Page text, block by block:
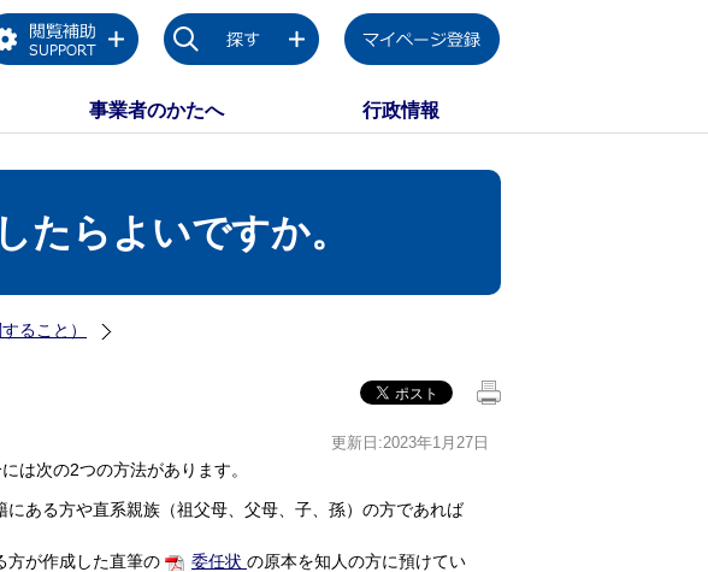
事業者のかたへ 行政情報
たらよいですか。
ること）
更新日:2023年1月27日
は次の2つの方法があります。
ある方や直系親族（祖父母、父母、子、孫）の方であれば
方が作成した直筆の
委任状 の原本を知人の方に預けてい